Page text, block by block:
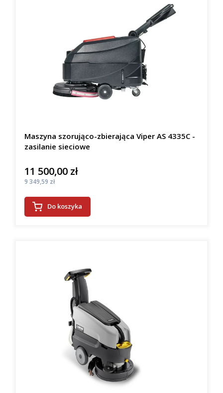
Maszyna szorująco-zbierająca Viper AS 4335C -
zasilanie sieciowe
Cena
11 500,00 zł
Cena
9 349,59 zł
Do koszyka